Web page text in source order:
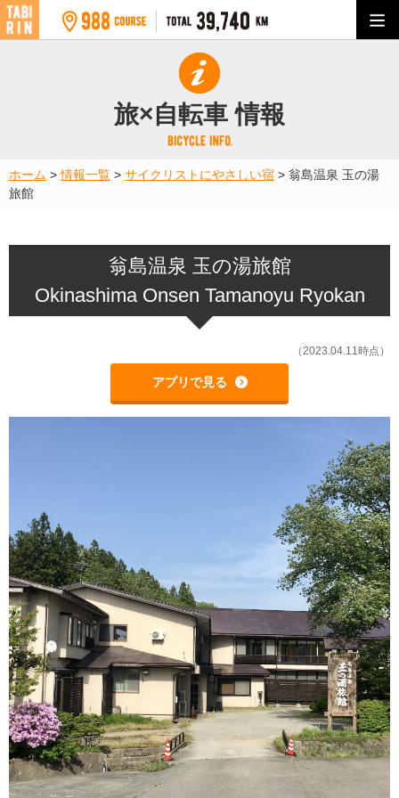
旅×自転車 情報
ホーム >情報一覧 > サイクリストにやさしい宿 > 翁島温泉 玉の湯
旅館
翁島温泉 玉の湯旅館
Okinashima Onsen Tamanoyu Ryokan
（2023.04.11時点）
アプリで見る